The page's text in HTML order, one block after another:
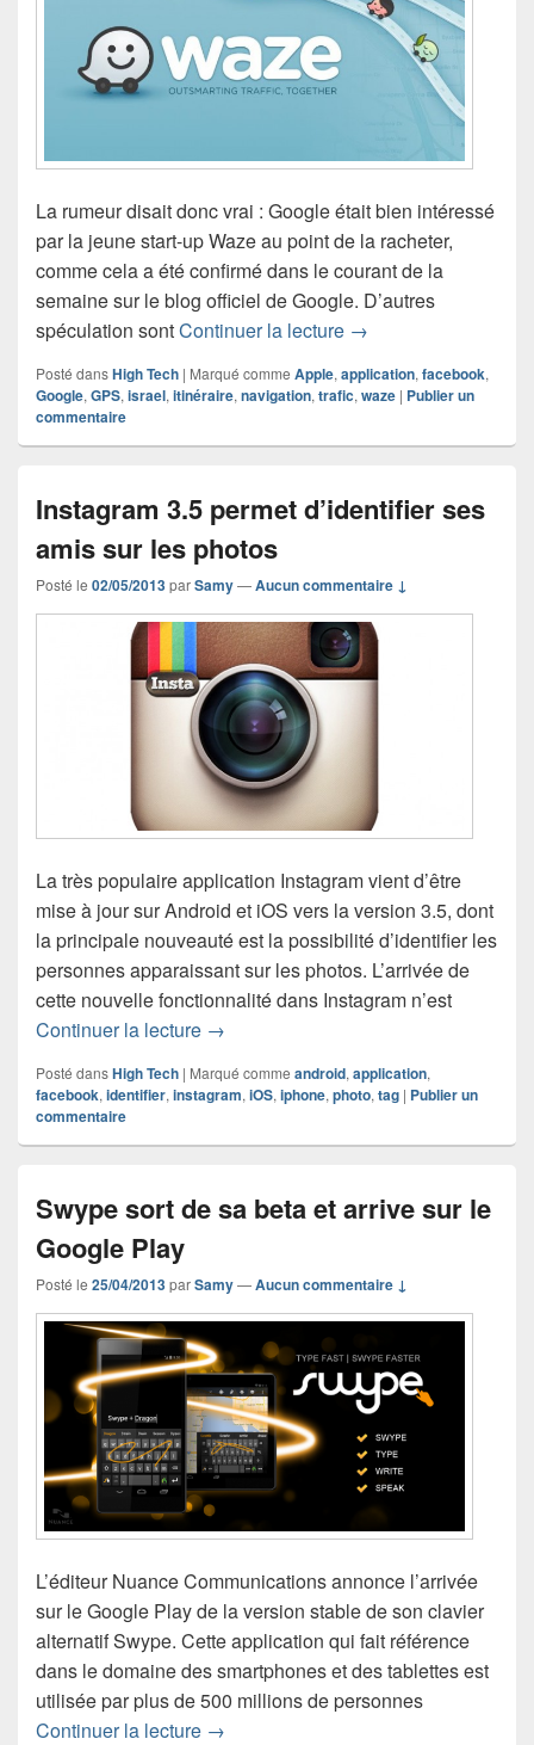
La rumeur disait donc vrai : Google était bien intéressé
par la jeune start-up Waze au point de la racheter,
comme cela a été confirmé dans le courant de la
semaine sur le blog officiel de Google. D’autres
spéculation sontContinuer la lecture Acquisition de Waze
→
Posté dansHigh Tech | Marqué comme Apple, application, facebook,
Google, GPS, israel, itinéraire, navigation, trafic, waze | Publier un
commentaire
Instagram 3.5 permet d’identifier ses
amis sur les photos
Posté le 02/05/2013parSamy—Aucun commentaire ↓
La très populaire application Instagram vient d’être
mise à jour sur Android et iOS vers la version 3.5, dont
la principale nouveauté est la possibilité d’identifier les
personnes apparaissant sur les photos. L’arrivée de
cette nouvelle fonctionnalité dans Instagram n’est
Continuer la lecture Instagram 3.5 permet d’identifier ses
→
Posté dansHigh Tech | Marqué comme android, application,
facebook, identifier, instagram, iOS, iphone, photo, tag | Publier un
commentaire
Swype sort de sa beta et arrive sur le
Google Play
Posté le 25/04/2013parSamy—Aucun commentaire ↓
L’éditeur Nuance Communications annonce l’arrivée
sur le Google Play de la version stable de son clavier
alternatif Swype. Cette application qui fait référence
dans le domaine des smartphones et des tablettes est
utilisée par plus de 500 millions de personnes
Continuer la lecture Swype sort de sa beta et arrive sur le
→